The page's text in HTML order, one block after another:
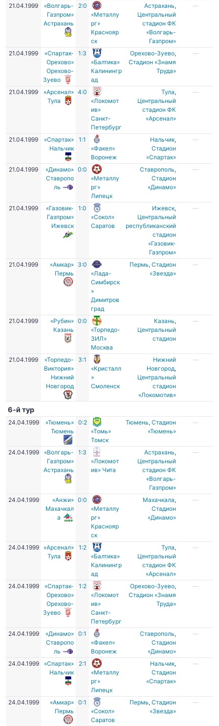
21.04.1999
«Волгарь-
Газпром»
Астрахань
2:0
«Металлу
рг»
Краснояр
ск
Астрахань,
Центральный
стадион ФК
«Волгарь-
Газпром»
—
21.04.1999
«Спартак-
Орехово»
Орехово-
Зуево
1:3
«Балтика»
Калинингр
ад
Орехово-Зуево,
Стадион «Знамя
Труда»
—
21.04.1999
«Арсенал»
Тула
4:0
«Локомот
ив»
Санкт-
Петербург
Тула,
Центральный
стадион ФК
«Арсенал»
—
21.04.1999
«Спартак»
Нальчик
1:1
«Факел»
Воронеж
Нальчик,
Стадион
«Спартак»
—
21.04.1999
«Динамо»
Ставропо
ль
0:0
«Металлу
рг»
Липецк
Ставрополь,
Стадион
«Динамо»
—
21.04.1999
«Газовик-
Газпром»
Ижевск
1:0
«Сокол»
Саратов
Ижевск,
Центральный
республиканский
стадион
«Газовик-
Газпром»
—
21.04.1999
«Амкар»
Пермь
3:0
«Лада-
Симбирск
»
Димитров
град
Пермь,Стадион
«Звезда»
—
21.04.1999
«Рубин»
Казань
0:0
«Торпедо-
ЗИЛ»
Москва
Казань,
Центральный
стадион
—
21.04.1999
«Торпедо-
Виктория»
Нижний
Новгород
3:1
«Кристалл
»
Смоленск
Нижний
Новгород,
Центральный
стадион
«Локомотив»
—
6-й тур
24.04.1999
«Тюмень»
Тюмень
0:2
«Томь»
Томск
Тюмень,Стадион
«Тюмень»
—
24.04.1999
«Волгарь-
Газпром»
Астрахань
1:3
«Локомот
ив» Чита
Астрахань,
Центральный
стадион ФК
«Волгарь-
Газпром»
—
24.04.1999
«Анжи»
Махачкал
а
0:0
«Металлу
рг»
Краснояр
ск
Махачкала,
Стадион
«Динамо»
—
24.04.1999
«Арсенал»
Тула
1:2
«Балтика»
Калинингр
ад
Тула,
Центральный
стадион ФК
«Арсенал»
—
24.04.1999
«Спартак-
Орехово»
Орехово-
Зуево
1:2
«Локомот
ив»
Санкт-
Петербург
Орехово-Зуево,
Стадион «Знамя
Труда»
—
24.04.1999
«Динамо»
Ставропо
ль
0:1
«Факел»
Воронеж
Ставрополь,
Стадион
«Динамо»
—
24.04.1999
«Спартак»
Нальчик
2:1
«Металлу
рг»
Липецк
Нальчик,
Стадион
«Спартак»
—
24.04.1999
«Амкар»
Пермь
0:1
«Сокол»
Саратов
Пермь,Стадион
«Звезда»
—